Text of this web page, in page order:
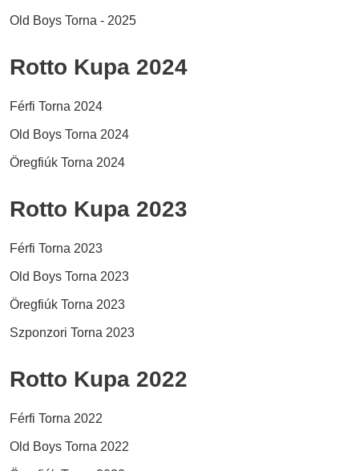
Old Boys Torna - 2025
Rotto Kupa 2024
Férfi Torna 2024
Old Boys Torna 2024
Öregfiúk Torna 2024
Rotto Kupa 2023
Férfi Torna 2023
Old Boys Torna 2023
Öregfiúk Torna 2023
Szponzori Torna 2023
Rotto Kupa 2022
Férfi Torna 2022
Old Boys Torna 2022